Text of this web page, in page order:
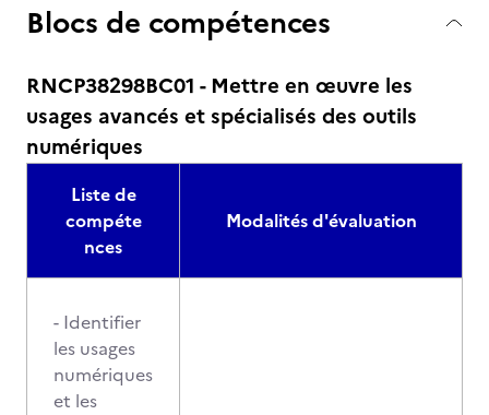
Blocs de compétences
RNCP38298BC01 - Mettre en œuvre les
usages avancés et spécialisés des outils
numériques
Liste de
compéte
nces
Modalités d'évaluation
- Identifier
les usages
numériques
et les